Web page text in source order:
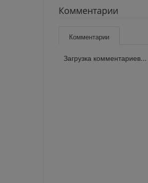
Комментарии
Комментарии
Загрузка комментариев...